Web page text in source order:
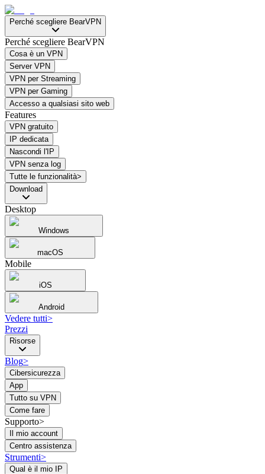
Perché scegliere BearVPN
Perché scegliere BearVPN
Cosa è un VPN
Server VPN
VPN per Streaming
VPN per Gaming
Accesso a qualsiasi sito web
Features
VPN gratuito
IP dedicata
Nascondi l'IP
VPN senza log
Tutte le funzionalità>
Download
Desktop
Windows
macOS
Mobile
iOS
Android
Vedere tutti>
Prezzi
Risorse
Blog>
Cibersicurezza
App
Tutto su VPN
Come fare
Supporto>
Il mio account
Centro assistenza
Strumenti>
Qual è il mio IP